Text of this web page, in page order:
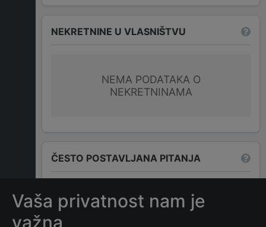
NEKRETNINE U VLASNIŠTVU
NEMA PODATAKA O
NEKRETNINAMA
ČESTO POSTAVLJANA PITANJA
Koja je adresa kompanije
FILIP TERZIĆ PR
Vaša privatnost nam je
važna